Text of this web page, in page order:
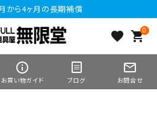
から4ヶ月の長期補償
favorite 0
shopping_cart
info_outline
お買い物ガイド ブログ
mail_outline
お問合せ